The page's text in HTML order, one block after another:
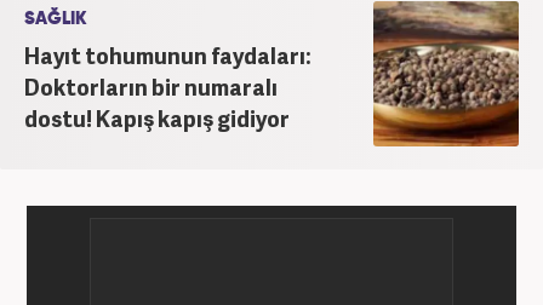
etmektedir.
SAĞLIK
Hayıt tohumunun faydaları:
Doktorların bir numaralı
dostu! Kapış kapış gidiyor